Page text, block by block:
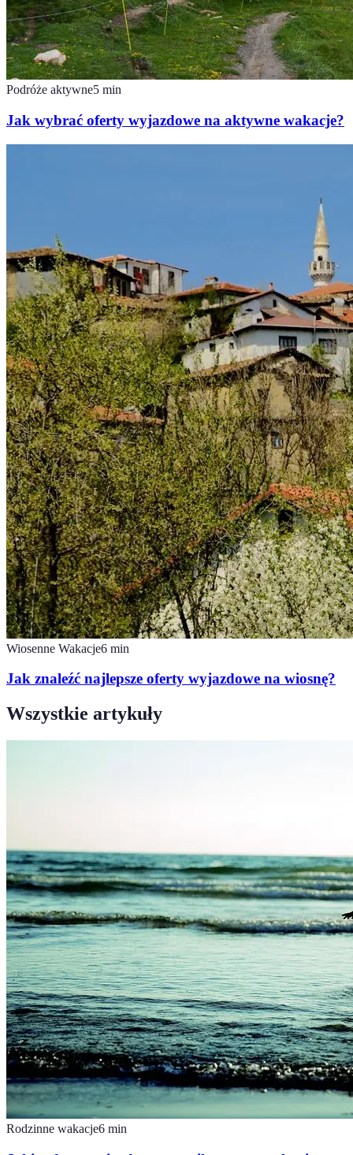
Podróże aktywne5 min
Jak wybrać oferty wyjazdowe na aktywne wakacje?
Wiosenne Wakacje6 min
Jak znaleźć najlepsze oferty wyjazdowe na wiosnę?
Wszystkie artykuły
Rodzinne wakacje6 min